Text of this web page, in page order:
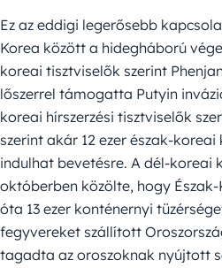
Ez az eddigi legerősebb
Korea között a hidegháború
koreai tisztviselők szerint
lőszerrel támogatta Putyin
koreai hírszerzési tisztviselők
szerint akár 12 ezer észak-
indulhat bevetésre. A dél-koreai
októberben közölte, hogy
óta 13 ezer konténernyi
fegyvereket szállított
tagadta az oroszoknak nyújtott